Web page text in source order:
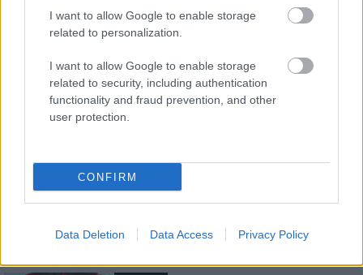
I want to allow Google to enable storage
related to personalization.
I want to allow Google to enable storage
related to security, including authentication
functionality and fraud prevention, and other
user protection.
CONFIRM
Data Deletion Data Access Privacy Policy
E-mail cím
Feliratkozom a hírlevélre és elfogadom az